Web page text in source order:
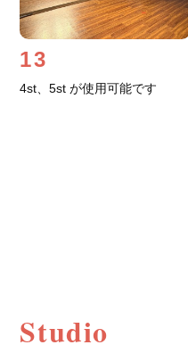
13
4st、5st が使用可能です
Studio